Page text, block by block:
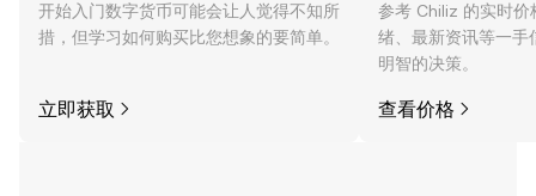
开始入门数字货币可能会让人觉得不知所
措，但学习如何购买比您想象的要简单。
立即获取
参考 Chiliz 的实时价
绪、最新资讯等一手
明智的决策。
查看价格